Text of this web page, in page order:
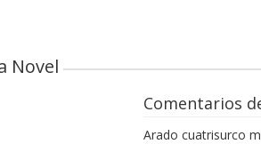
Novel
Comentarios
Arado cuatrisurco